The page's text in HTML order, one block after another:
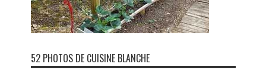
52 PHOTOS DE CUISINE BLANCHE